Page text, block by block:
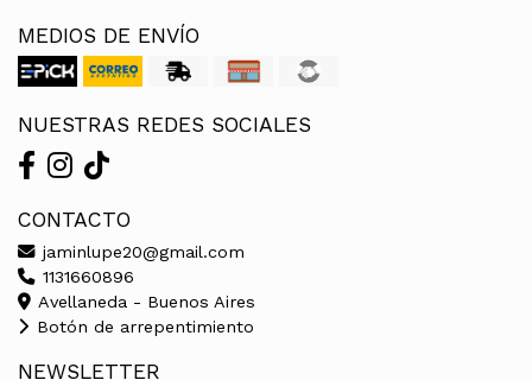
MEDIOS DE ENVÍO
NUESTRAS REDES SOCIALES
CONTACTO
jaminlupe20@gmail.com
1131660896
Avellaneda - Buenos Aires
Botón de arrepentimiento
NEWSLETTER